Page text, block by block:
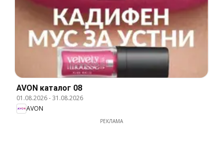
AVON каталог 08
01.08.2026-31.08.2026
AVON
РЕКЛАМА